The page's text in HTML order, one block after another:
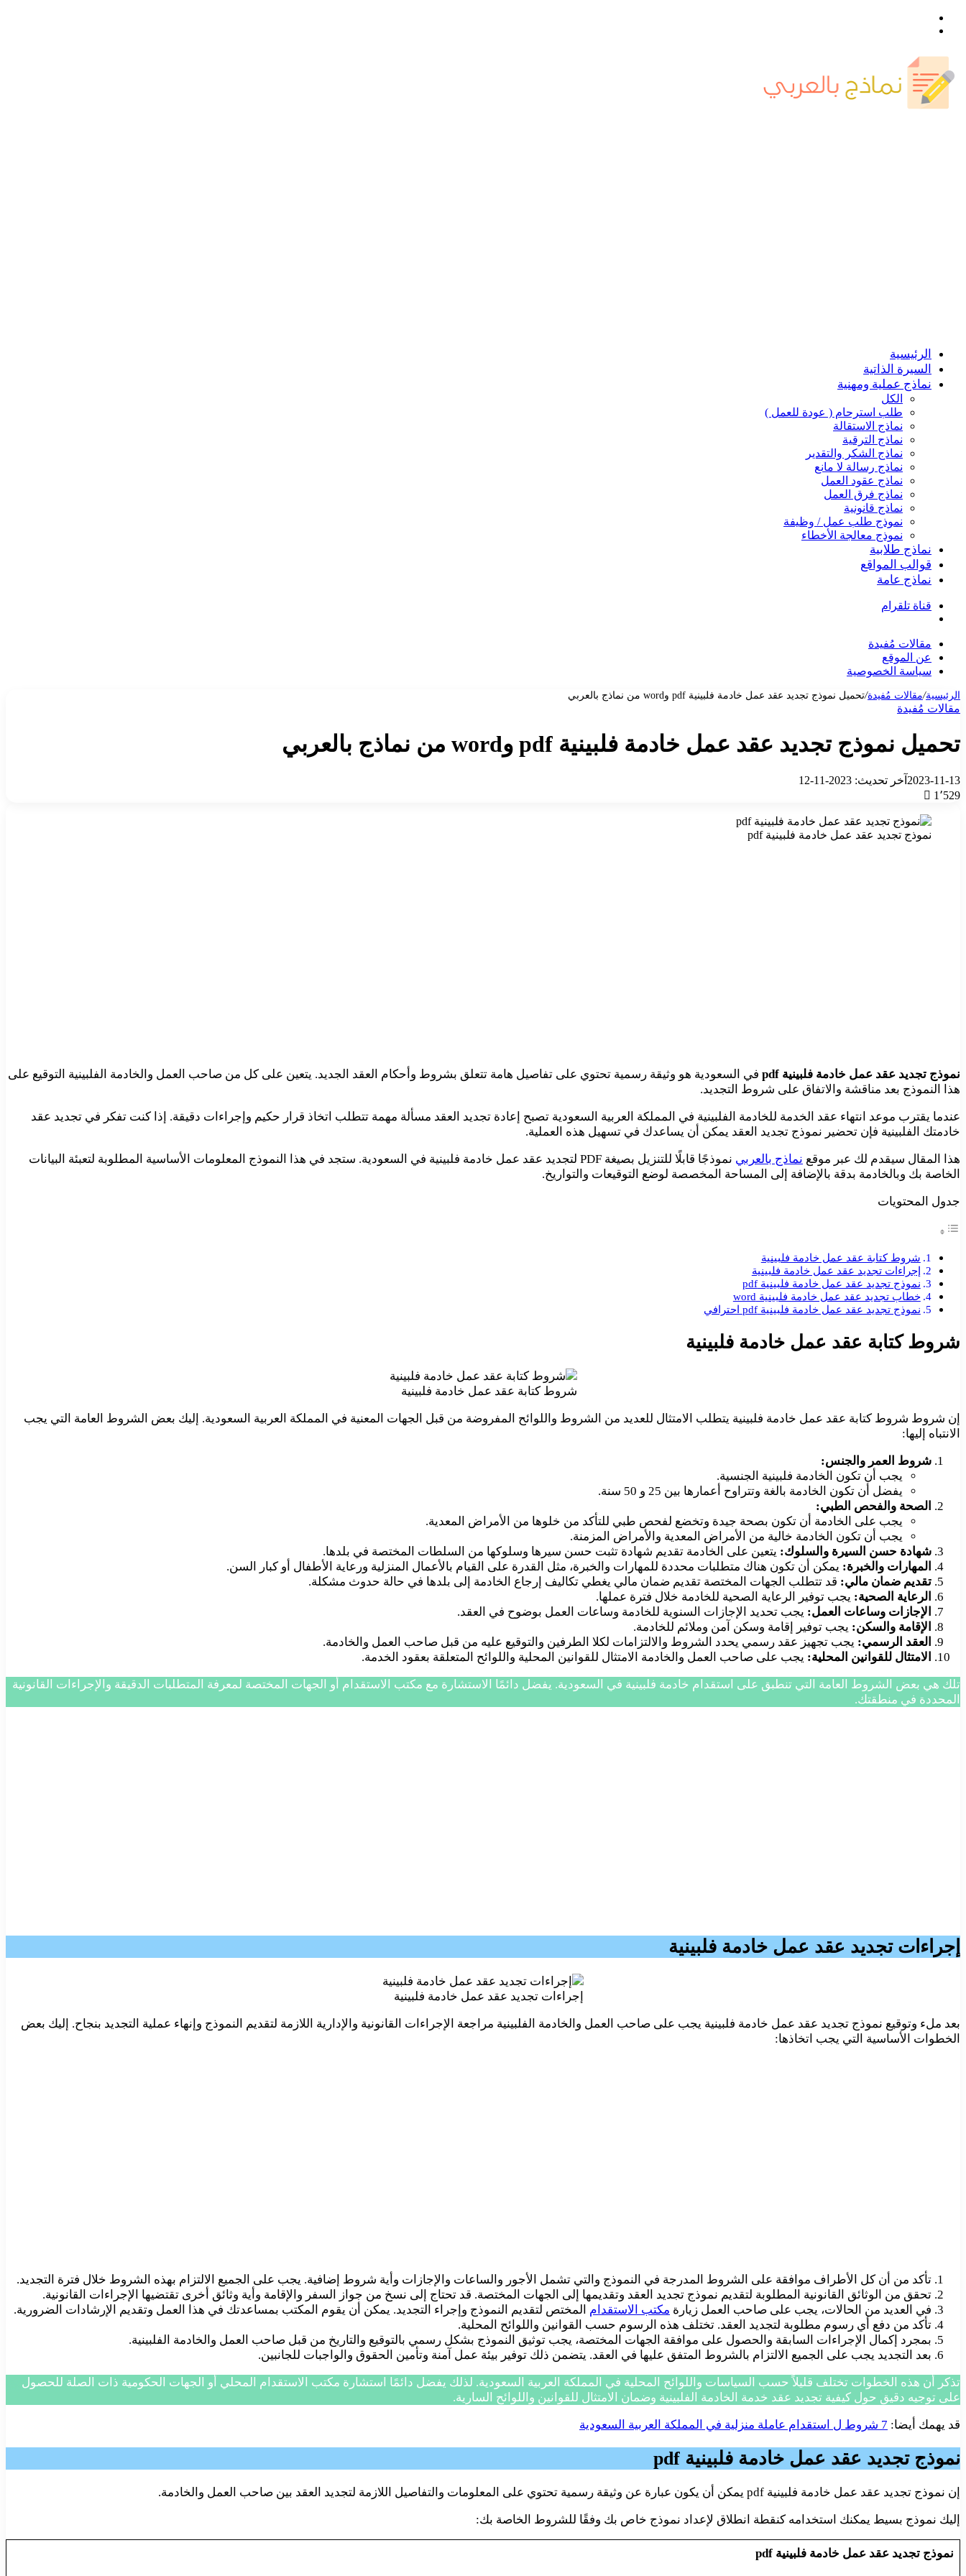
الرئيسية
السيرة الذاتية
نماذج عملية ومهنية
الكل
طلب استرحام ( عودة للعمل )
نماذج الاستقالة
نماذج الترقية
نماذج الشكر والتقدير
نماذج رسالة لا مانع
نماذج عقود العمل
نماذج فرق العمل
نماذج قانونية
نموذج طلب عمل / وظيفة
نموذج معالجة الأخطاء
نماذج طلابية
قوالب المواقع
نماذج عامة
قناة تلقرام
مقالات مُفيدة
عن الموقع
سياسة الخصوصية
الرئيسية/مقالات مُفيدة/تحميل نموذج تجديد عقد عمل خادمة فلبينية pdf وword من نماذج بالعربي
مقالات مُفيدة
تحميل نموذج تجديد عقد عمل خادمة فلبينية pdf وword من نماذج بالعربي
2023-11-13 آخر تحديث: 2023-11-12
1٬529
نموذج تجديد عقد عمل خادمة فلبينية pdf
نموذج تجديد عقد عمل خادمة فلبينية pdf
في السعودية هو وثيقة رسمية تحتوي على تفاصيل هامة تتعلق بشروط وأحكام العقد الجديد. يتعين على كل من صاحب العمل والخادمة الفلبينية التوقيع على
هذا النموذج بعد مناقشة والاتفاق على شروط التجديد.
عندما يقترب موعد انتهاء عقد الخدمة للخادمة الفلبينية في المملكة العربية السعودية تصبح إعادة تجديد العقد مسألة مهمة تتطلب اتخاذ قرار حكيم وإجراءات دقيقة. إذا كنت تفكر في تجديد عقد
خادمتك الفلبينية فإن تحضير نموذج تجديد العقد يمكن أن يساعدك في تسهيل هذه العملية.
هذا المقال سيقدم لك عبر موقع نماذج بالعربي
نموذجًا قابلًا للتنزيل بصيغة PDF لتجديد عقد عمل خادمة فلبينية في السعودية. ستجد في هذا النموذج المعلومات الأساسية المطلوبة لتعبئة البيانات
الخاصة بك وبالخادمة بدقة بالإضافة إلى المساحة المخصصة لوضع التوقيعات والتواريخ.
جدول المحتويات
شروط كتابة عقد عمل خادمة فلبينية
إجراءات تجديد عقد عمل خادمة فلبينية
نموذج تجديد عقد عمل خادمة فلبينية pdf
خطاب تجديد عقد عمل خادمة فلبينية word
نموذج تجديد عقد عمل خادمة فلبينية pdf احترافي
شروط كتابة عقد عمل خادمة فلبينية
شروط كتابة عقد عمل خادمة فلبينية
إن شروط شروط كتابة عقد عمل خادمة فلبينية يتطلب الامتثال للعديد من الشروط واللوائح المفروضة من قبل الجهات المعنية في المملكة العربية السعودية. إليك بعض الشروط العامة التي يجب
الانتباه إليها:
شروط العمر والجنس:
يجب أن تكون الخادمة فلبينية الجنسية.
يفضل أن تكون الخادمة بالغة وتتراوح أعمارها بين 25 و 50 سنة.
الصحة والفحص الطبي:
يجب على الخادمة أن تكون بصحة جيدة وتخضع لفحص طبي للتأكد من خلوها من الأمراض المعدية.
يجب أن تكون الخادمة خالية من الأمراض المعدية والأمراض المزمنة.
شهادة حسن السيرة والسلوك: يتعين على الخادمة تقديم شهادة تثبت حسن سيرها وسلوكها من السلطات المختصة في بلدها.
المهارات والخبرة: يمكن أن تكون هناك متطلبات محددة للمهارات والخبرة، مثل القدرة على القيام بالأعمال المنزلية ورعاية الأطفال أو كبار السن.
تقديم ضمان مالي: قد تتطلب الجهات المختصة تقديم ضمان مالي يغطي تكاليف إرجاع الخادمة إلى بلدها في حالة حدوث مشكلة.
الرعاية الصحية: يجب توفير الرعاية الصحية للخادمة خلال فترة عملها.
الإجازات وساعات العمل: يجب تحديد الإجازات السنوية للخادمة وساعات العمل بوضوح في العقد.
الإقامة والسكن: يجب توفير إقامة وسكن آمن وملائم للخادمة.
العقد الرسمي: يجب تجهيز عقد رسمي يحدد الشروط والالتزامات لكلا الطرفين والتوقيع عليه من قبل صاحب العمل والخادمة.
الامتثال للقوانين المحلية: يجب على صاحب العمل والخادمة الامتثال للقوانين المحلية واللوائح المتعلقة بعقود الخدمة.
تلك هي بعض الشروط العامة التي تنطبق على استقدام خادمة فلبينية في السعودية. يفضل دائمًا الاستشارة مع مكتب الاستقدام أو الجهات المختصة لمعرفة المتطلبات الدقيقة والإجراءات القانونية
المحددة في منطقتك.
إجراءات تجديد عقد عمل خادمة فلبينية
إجراءات تجديد عقد عمل خادمة فلبينية
بعد ملء وتوقيع نموذج تجديد عقد عمل خادمة فلبينية يجب على صاحب العمل والخادمة الفلبينية مراجعة الإجراءات القانونية والإدارية اللازمة لتقديم النموذج وإنهاء عملية التجديد بنجاح. إليك بعض
الخطوات الأساسية التي يجب اتخاذها:
تأكد من أن كل الأطراف موافقة على الشروط المدرجة في النموذج والتي تشمل الأجور والساعات والإجازات وأية شروط إضافية. يجب على الجميع الالتزام بهذه الشروط خلال فترة التجديد.
تحقق من الوثائق القانونية المطلوبة لتقديم نموذج تجديد العقد وتقديمها إلى الجهات المختصة. قد تحتاج إلى نسخ من جواز السفر والإقامة وأية وثائق أخرى تقتضيها الإجراءات القانونية.
في العديد من الحالات، يجب على صاحب العمل زيارة مكتب الاستقدام المختص لتقديم النموذج وإجراء التجديد. يمكن أن يقوم المكتب بمساعدتك في هذا العمل وتقديم الإرشادات الضرورية.
تأكد من دفع أي رسوم مطلوبة لتجديد العقد. تختلف هذه الرسوم حسب القوانين واللوائح المحلية.
بمجرد إكمال الإجراءات السابقة والحصول على موافقة الجهات المختصة، يجب توثيق النموذج بشكل رسمي بالتوقيع والتاريخ من قبل صاحب العمل والخادمة الفلبينية.
بعد التجديد يجب على الجميع الالتزام بالشروط المتفق عليها في العقد. يتضمن ذلك توفير بيئة عمل آمنة وتأمين الحقوق والواجبات للجانبين.
تذكر أن هذه الخطوات تختلف قليلاً حسب السياسات واللوائح المحلية في المملكة العربية السعودية. لذلك يفضل دائمًا استشارة مكتب الاستقدام المحلي أو الجهات الحكومية ذات الصلة للحصول
على توجيه دقيق حول كيفية تجديد عقد خدمة الخادمة الفلبينية وضمان الامتثال للقوانين واللوائح السارية.
قد يهمك أيضا: 7 شروط ل استقدام عاملة منزلية في المملكة العربية السعودية
نموذج تجديد عقد عمل خادمة فلبينية pdf
إن نموذج تجديد عقد عمل خادمة فلبينية pdf يمكن أن يكون عبارة عن وثيقة رسمية تحتوي على المعلومات والتفاصيل اللازمة لتجديد العقد بين صاحب العمل والخادمة.
إليك نموذج بسيط يمكنك استخدامه كنقطة انطلاق لإعداد نموذج خاص بك وفقًا للشروط الخاصة بك:
نموذج تجديد عقد عمل خادمة فلبينية pdf